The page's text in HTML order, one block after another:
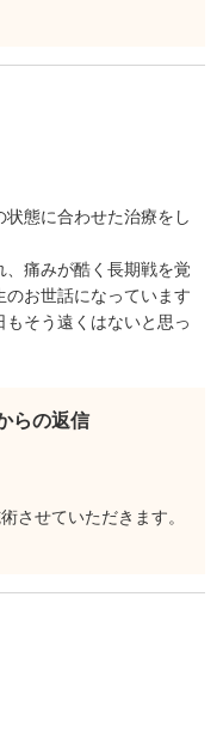
態に合わせた治療をし
痛みが酷く長期戦を覚
お世話になっています
そう遠くはないと思っ
らの返信
させていただきます。